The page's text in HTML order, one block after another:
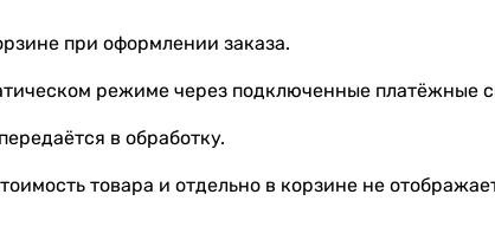
при оформлении заказа.
режиме через подключенные платёжные
в обработку.
товара и отдельно в корзине не